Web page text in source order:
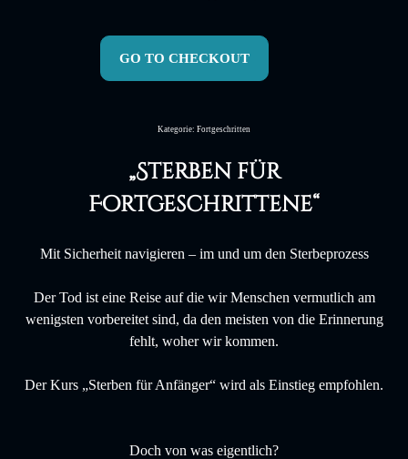
GO TO CHECKOUT
Kategorie: Fortgeschritten
„Sterben für
Fortgeschrittene“
Mit Sicherheit navigieren – im und um den Sterbeprozess
Der Tod ist eine Reise auf die wir Menschen vermutlich am
wenigsten vorbereitet sind, da den meisten von die Erinnerung
fehlt, woher wir kommen.
Der Kurs „Sterben für Anfänger“ wird als Einstieg empfohlen.
Doch von was eigentlich?